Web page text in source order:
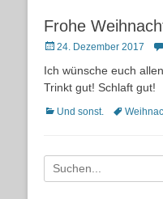
Frohe
Posted24. Dezember 2017
Ich wünsche euch
Trinkt gut! Schlaft gut!
Kategorien
Und sonst.
Suche
nach: